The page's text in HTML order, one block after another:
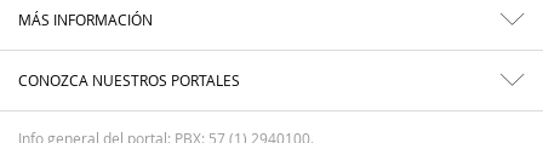
MÁS INFORMACIÓN
CONOZCA NUESTROS PORTALES
Info general del portal: PBX: 57 (1) 2940100.